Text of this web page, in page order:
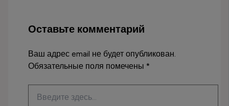
Оставьте комментарий
Ваш адрес email не будет опубликован.
Обязательные поля помечены*
здесь...